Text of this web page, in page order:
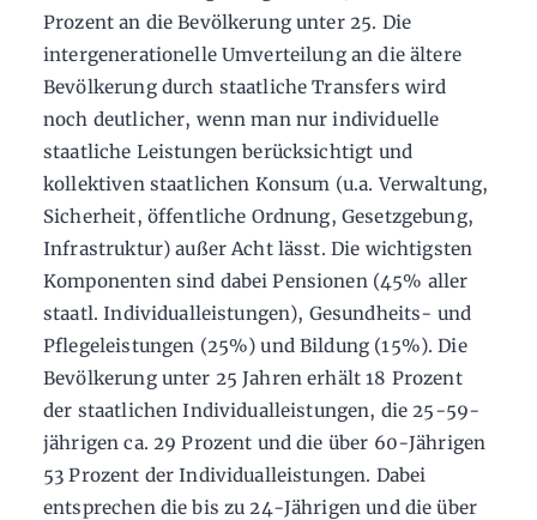
Prozent an die Bevölkerung unter 25. Die
intergenerationelle Umverteilung an die ältere
Bevölkerung durch staatliche Transfers wird
noch deutlicher, wenn man nur individuelle
staatliche Leistungen berücksichtigt und
kollektiven staatlichen Konsum (u.a. Verwaltung,
Sicherheit, öffentliche Ordnung, Gesetzgebung,
Infrastruktur) außer Acht lässt. Die wichtigsten
Komponenten sind dabei Pensionen (45% aller
staatl. Individualleistungen), Gesundheits- und
Pflegeleistungen (25%) und Bildung (15%). Die
Bevölkerung unter 25 Jahren erhält 18 Prozent
der staatlichen Individualleistungen, die 25-59-
jährigen ca. 29 Prozent und die über 60-Jährigen
53 Prozent der Individualleistungen. Dabei
entsprechen die bis zu 24-Jährigen und die über